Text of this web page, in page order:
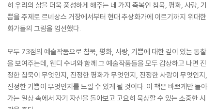
히 우리의 삶을 더욱 풍성하게 해주는 네 가지 축복인 침묵, 평화, 사랑, 기
쁨을 주제로 르네상스 거장에서부터 현대 추상화가에 이르기까지 위대한
화가들의 그림을 엄선했다.
모두 73점의 예술작품으로 침묵, 평화, 사랑, 기쁨에 대한 깊이 있는 통찰
을 보여주는데, 웬디 수녀와 함께 그 예술작품들을 모두 감상하고 나면 진
정한 침묵이 무엇인지, 진정한 평화가 무엇인지, 진정한 사랑이 무엇인지,
진정한 기쁨이 무엇인지를 느낄 수 있게 될 것이다. 이 책은 바쁘게만 돌아
가는 일상 속에서 자기 자신을 돌아보고 고요히 묵상할 수 있는 소중한 시